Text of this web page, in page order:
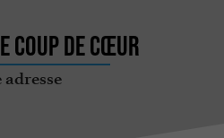
coup de cœur
adresse